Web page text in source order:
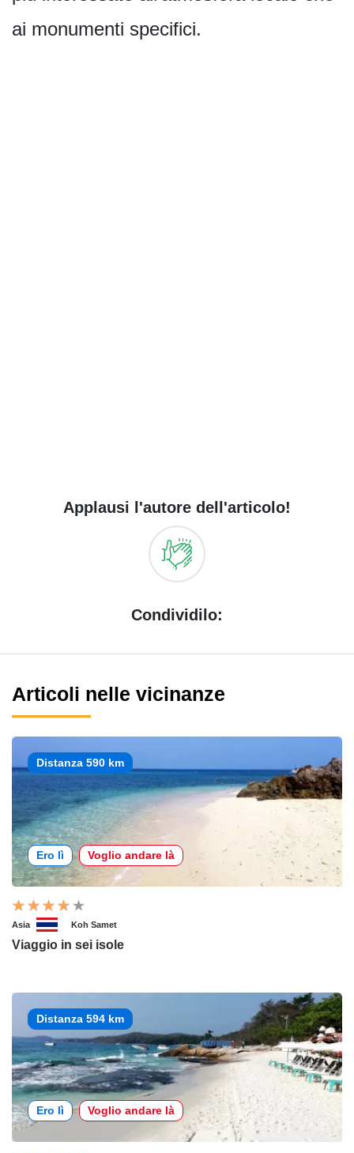
ai monumenti specifici.
Applausi l'autore dell'articolo!
Condividilo:
Articoli nelle vicinanze
Distanza 590 km
Ero lì Voglio andare là
Asia Koh Samet
Viaggio in sei isole
Distanza 594 km
Ero lì Voglio andare là